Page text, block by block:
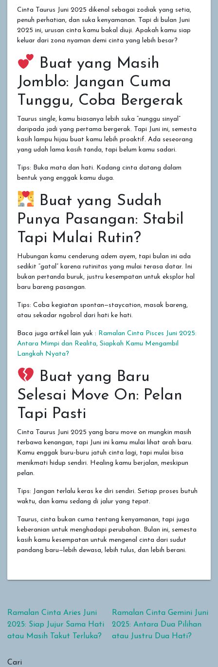
Cinta Taurus Juni 2025 dikenal sebagai zodiak yang setia,
penuh perhatian, dan suka kenyamanan. Tapi di bulan Juni
2025 ini, urusan cinta kamu bakal diuji. Apakah kamu siap
keluar dari zona nyaman demi cinta yang lebih besar?
Buat yang Masih
Jomblo: Jangan Cuma
Tunggu, Coba Bergerak
Taurus single, kamu biasanya lebih suka “nunggu sinyal”
daripada jadi yang pertama bergerak. Tapi Juni ini, semesta
kasih lampu hijau buat kamu lebih proaktif. Ada seseorang
yang udah lama kasih tanda, tapi belum kamu sadari.
Tips: Buka mata dan hati. Kadang cinta datang dalam
bentuk yang enggak kamu duga.
Buat yang Sudah
Punya Pasangan: Stabil
Tapi Mulai Rutin?
Hubungan kamu cenderung adem ayem, tapi bulan ini ada
sedikit “gatal” karena rutinitas yang mulai terasa datar. Ini
bukan pertanda buruk, justru kesempatan untuk eksplor hal
baru bareng pasangan.
Tips: Coba kegiatan spontan—staycation, masak bareng,
atau sekadar ngobrol dari hati ke hati.
Baca juga artikel lain yuk : Ramalan Cinta Pisces Juni 2025:
Antara Mimpi dan Realita, Siapkah Kamu Mengambil
Langkah Nyata?
Buat yang Baru
Selesai Move On: Pelan
Tapi Pasti
Cinta Taurus Juni 2025 yang baru move on mungkin masih
terbawa kenangan, tapi Juni ini kamu mulai lihat arah baru.
Kamu enggak buru-buru jatuh cinta lagi, tapi mulai bisa
menikmati hidup sendiri. Healing kamu berjalan, meskipun
pelan.
Tips: Jangan terlalu keras ke diri sendiri. Setiap proses butuh
waktu, dan kamu sedang di jalur yang tepat.
Taurus, cinta bukan cuma tentang kenyamanan, tapi juga
keberanian untuk menghadapi perubahan. Bulan ini, semesta
kasih kamu kesempatan untuk mengenal cinta dari sudut
pandang baru—lebih dewasa, lebih tulus, dan lebih berani.
Navigasi pos
Ramalan Cinta Aries Juni
2025: Siap Jujur Sama Hati
atau Masih Takut Terluka?
Ramalan Cinta Gemini Juni
2025: Antara Dua Pilihan
atau Justru Dua Hati?
Cari